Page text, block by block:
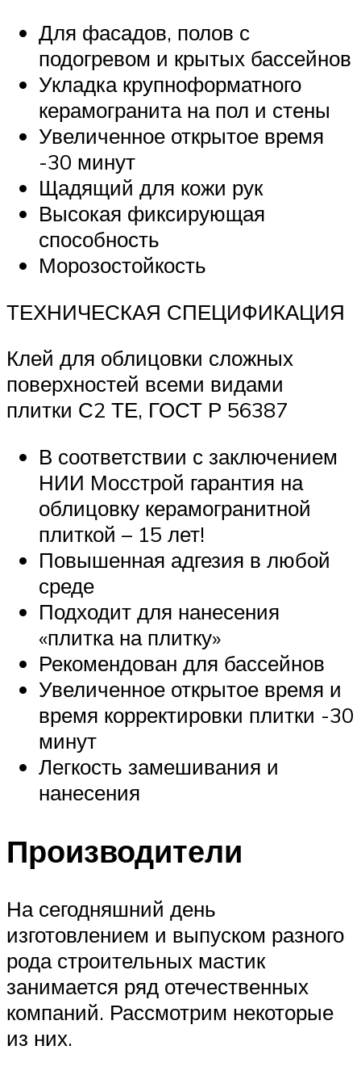
Для фасадов, полов с
подогревом и крытых бассейнов
Укладка крупноформатного
керамогранита на пол и стены
Увеличенное открытое время
-30 минут
Щадящий для кожи рук
Высокая фиксирующая
способность
Морозостойкость
ТЕХНИЧЕСКАЯ СПЕЦИФИКАЦИЯ
Клей для облицовки сложных
поверхностей всеми видами
плитки С2 ТЕ, ГОСТ Р 56387
В соответствии с заключением
НИИ Мосстрой гарантия на
облицовку керамогранитной
плиткой – 15 лет!
Повышенная адгезия в любой
среде
Подходит для нанесения
«плитка на плитку»
Рекомендован для бассейнов
Увеличенное открытое время и
время корректировки плитки -30
минут
Легкость замешивания и
нанесения
Производители
На сегодняшний день
изготовлением и выпуском разного
рода строительных мастик
занимается ряд отечественных
компаний. Рассмотрим некоторые
из них.